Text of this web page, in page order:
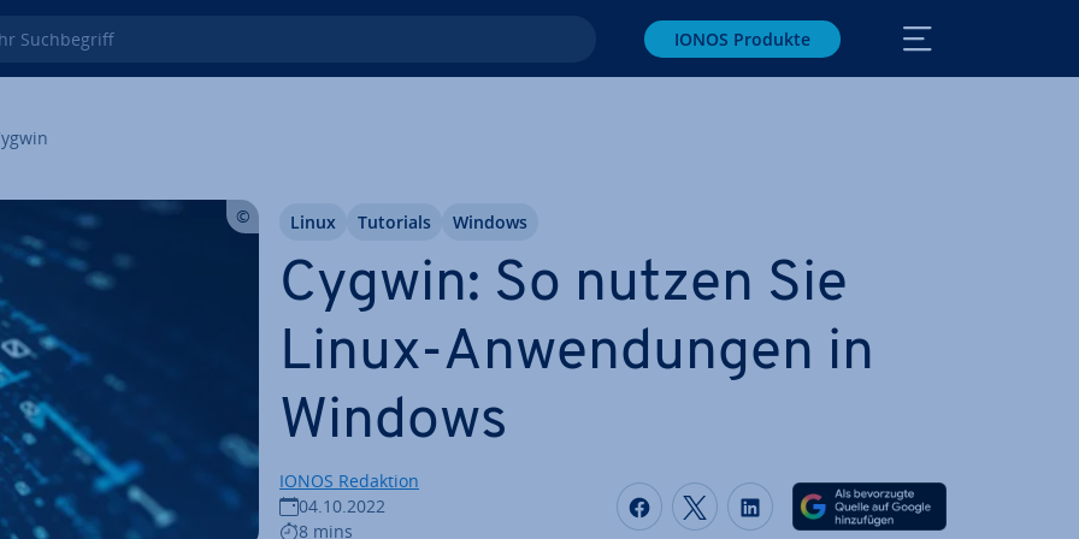
Such­be­griff IONOS Produkte
Cygwin: So nutzen Sie
Linux-An­wen­dun­gen in
Windows
IONOS Redaktion
04.10.2022
8 mins
Auf Facebook teilen
Auf Twitter teilen
Auf LinkedIn teilen
Linux Tutorials Windows